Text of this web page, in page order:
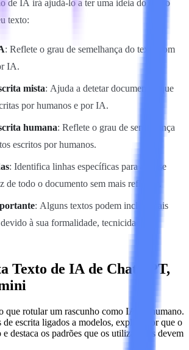
de IA irá ajudá-lo a ter uma ideia do que o
texto:
: Reflete o grau de semelhança do texto com
IA.
mista: Ajuda a detetar documentos que
por humanos e por IA.
humana: Reflete o grau de semelhança
escritos por humanos.
: Identifica linhas específicas para análise
de todo o documento sem mais reflexão.
: Alguns textos podem incluir mais
à sua formalidade, tecnicidade,
Texto de IA de ChatGPT,
que rotular um rascunho como IA ou humano.
escrita ligados a modelos, explica por que o
destaca os padrões que os utilizadores devem